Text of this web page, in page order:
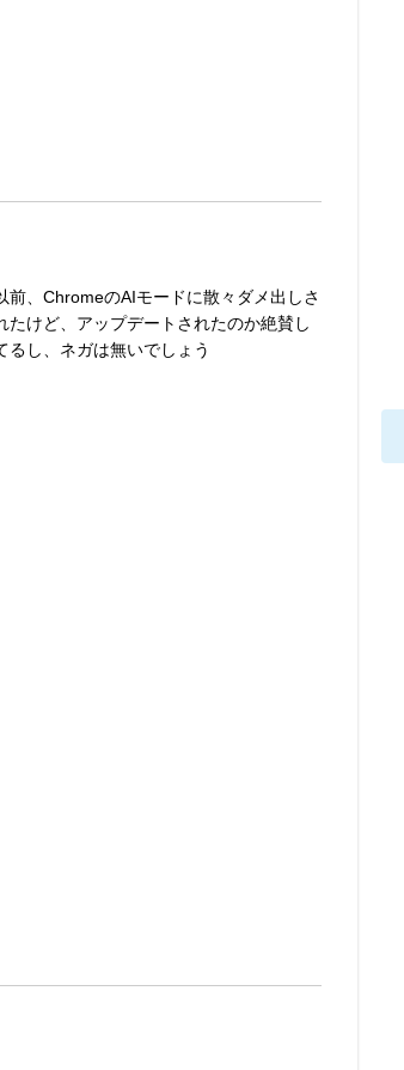
前、ChromeのAIモードに散々ダメ出しさ
たけど、アップデートされたのか絶賛し
るし、ネガは無いでしょう